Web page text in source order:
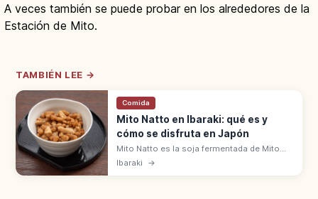
A veces también se puede probar en los alrededores de la
Estación de Mito.
TAMBIÉN LEE →
Comida
Mito Natto en Ibaraki: qué es y
cómo se disfruta en Japón
Mito Natto es la soja fermentada de Mito
(Ibaraki), con textura pegajosa y aroma
Ibaraki →